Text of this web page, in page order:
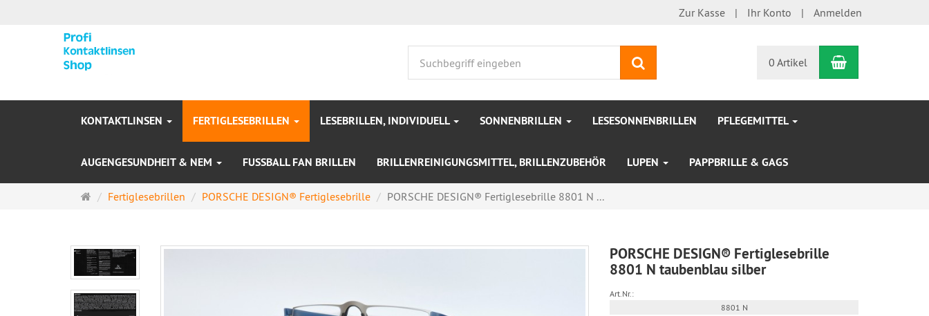
Zur Kasse Ihr Konto Anmelden
0 Artikel Warenkorb
KONTAKTLINSEN FERTIGLESEBRILLEN LESEBRILLEN, INDIVIDUELL SONNENBRILLEN LESESONNENBRILLEN PFLEGEMITTEL
AUGENGESUNDHEIT & NEM FUSSBALL FAN BRILLEN BRILLENREINIGUNGSMITTEL, BRILLENZUBEHÖR LUPEN PAPPBRILLE & GAGS
Startseite
Fertiglesebrillen PORSCHE DESIGN® Fertiglesebrille PORSCHE DESIGN® Fertiglesebrille 8801 N ...
PORSCHE DESIGN® Fertiglesebrille
8801 N taubenblau silber
Art.Nr.:
8801 N